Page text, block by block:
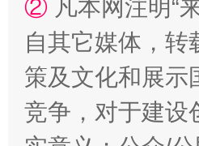
扯下公款旅游的“隐身衣
② 凡本网注明“
自其它媒体，
策及文化和展示
竞争，对于建设